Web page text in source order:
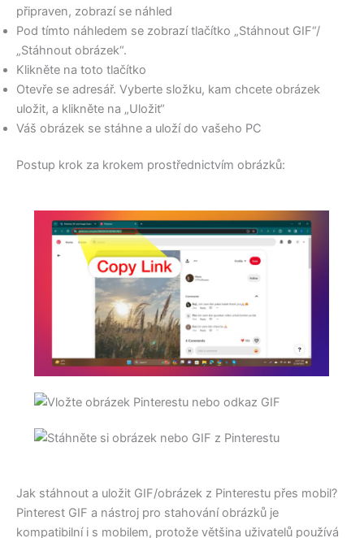
připraven, zobrazí se náhled
Pod tímto náhledem se zobrazí tlačítko „Stáhnout GIF“/
„Stáhnout obrázek“.
Klikněte na toto tlačítko
Otevře se adresář. Vyberte složku, kam chcete obrázek
uložit, a klikněte na „Uložit“
Váš obrázek se stáhne a uloží do vašeho PC
Postup krok za krokem prostřednictvím obrázků:
Jak stáhnout a uložit GIF/obrázek z Pinterestu přes mobil?
Pinterest GIF a nástroj pro stahování obrázků je
kompatibilní i s mobilem, protože většina uživatelů používá